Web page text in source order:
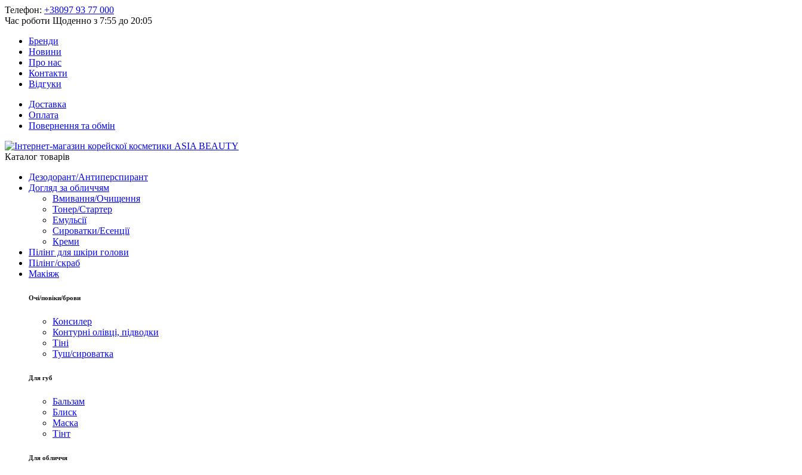
Телефон: +38097 93 77 000
Час роботи Щоденно з 7:55 до 20:05
Бренди
Новини
Про нас
Контакти
Відгуки
Доставка
Оплата
Повернення та обмін
Каталог товарів
Дезодорант/Антиперспирант
Догляд за обличчям
Вмивання/Очищення
Тонер/Стартер
Емульсії
Сироватки/Есенції
Креми
Пілінг для шкіри голови
Пілінг/скраб
Макіяж
Очі/повіки/брови
Консилер
Контурні олівці, підводки
Тіні
Туш/сироватка
Для губ
Бальзам
Блиск
Маска
Тінт
Для обличчя